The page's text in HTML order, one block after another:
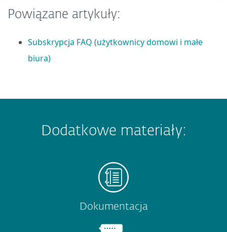
Powiązane artykuły:
Subskrypcja FAQ (użytkownicy domowi i małe
biura)
Dodatkowe materiały:
Dokumentacja